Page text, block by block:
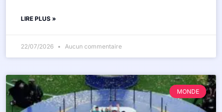
LIRE PLUS »
22/07/2026 Aucun commentaire
MONDE